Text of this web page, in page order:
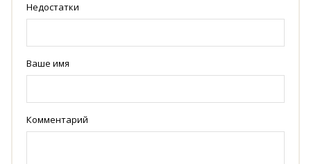
Недостатки
Ваше имя
Комментарий